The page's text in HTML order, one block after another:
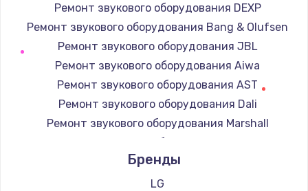
Заказать
Замена регулятора режимов конфорки
Заказать
Замена сенсорного датчика
1300 руб.
Заказать
Ремонт звукового оборудования DEXP
Ремонт звукового оборудования Bang & Olufsen
Ремонт звукового оборудования JBL
Ремонт звукового оборудования Aiwa
Ремонт звукового оборудования AST
Ремонт звукового оборудования Dali
Ремонт звукового оборудования Marshall
Ремонт звукового оборудования Supra
Бренды
LG